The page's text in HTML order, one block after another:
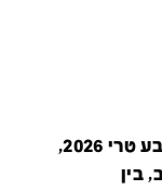
קטלוג זה מציג את כל משתתפי יריד צבע טרי 2026,
בין